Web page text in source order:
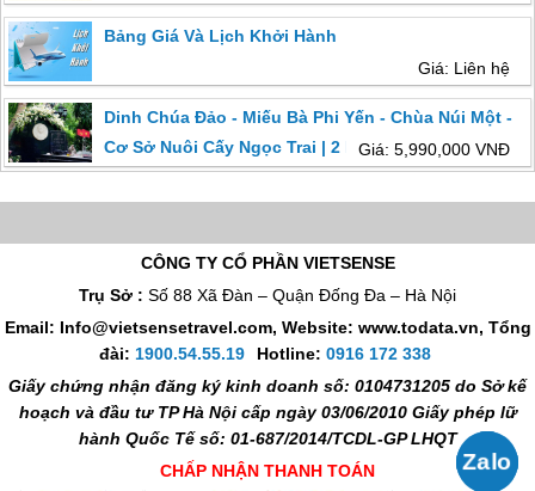
Trầu | Từ Hồ Chí Minh
Bảng Giá Và Lịch Khởi Hành
Giá: Liên hệ
Dinh Chúa Đảo - Miếu Bà Phi Yến - Chùa Núi Một -
Cơ Sở Nuôi Cấy Ngọc Trai | 2 Ngày 1 Đêm Khởi
Hành Từ Hà Nội
Giá: 5,990,000 VNĐ
CÔNG TY CỔ PHẦN VIETSENSE
Trụ Sở : Số 88 Xã Đàn – Quận Đống Đa – Hà Nội
Email: Info@vietsensetravel.com, Website: www.todata.vn, Tổng
đài: 1900.54.55.19 Hotline: 0916 172 338
Giấy chứng nhận đăng ký kinh doanh số: 0104731205 do Sở kế
hoạch và đầu tư TP Hà Nội cấp ngày 03/06/2010 Giấy phép lữ
hành Quốc Tế số: 01-687/2014/TCDL-GP LHQT
CHẤP NHẬN THANH TOÁN